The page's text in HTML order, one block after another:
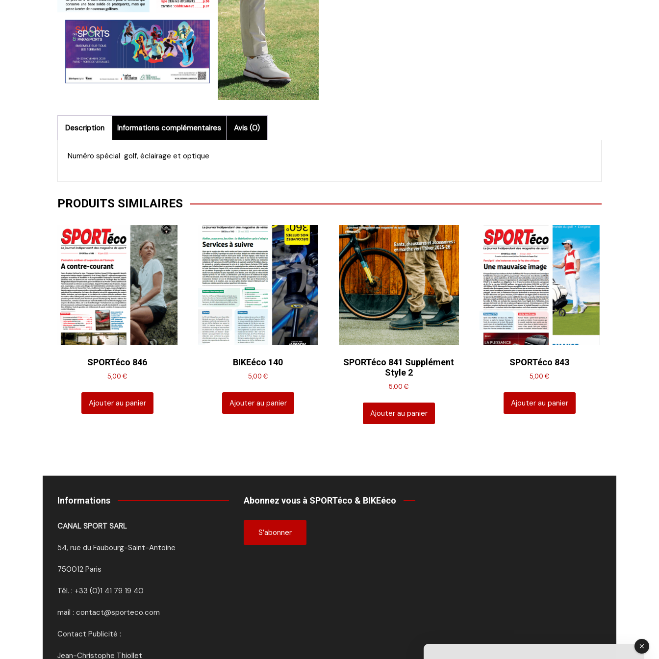
Description Informations complémentaires Avis (0)
Numéro spécial golf, éclairage et optique
PRODUITS SIMILAIRES
SPORTéco 846
5,00€
Ajouter au panier
BIKEéco 140
5,00€
Ajouter au panier
SPORTéco 841 Supplément
Style 2
5,00€
Ajouter au panier
SPORTéco 843
5,00€
Ajouter au panier
Informations
CANAL SPORT SARL
54, rue du Faubourg-Saint-Antoine
750012 Paris
Tél. : +33 (0)1 41 79 19 40
mail : contact@sporteco.com
Contact Publicité :
Jean-Christophe Thiollet
Abonnez vous à SPORTéco & BIKEéco
S’abonner